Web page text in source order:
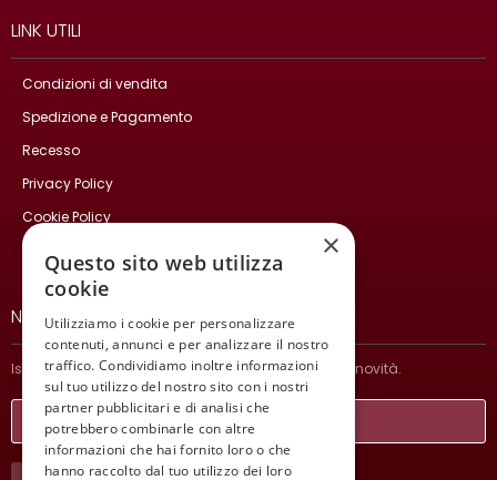
LINK UTILI
Condizioni di vendita
Spedizione e Pagamento
Recesso
Privacy Policy
Cookie Policy
Contatti
NEWSLETTER
Iscriviti per ricevere informazioni sulle nostre ultime novità.
×
Questo sito web utilizza
cookie
Utilizziamo i cookie per personalizzare
contenuti, annunci e per analizzare il nostro
traffico. Condividiamo inoltre informazioni
sul tuo utilizzo del nostro sito con i nostri
partner pubblicitari e di analisi che
potrebbero combinarle con altre
informazioni che hai fornito loro o che
hanno raccolto dal tuo utilizzo dei loro